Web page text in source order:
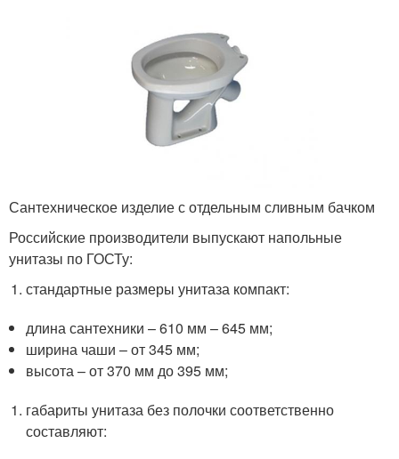
Сантехническое изделие с отдельным сливным бачком
Российские производители выпускают напольные
унитазы по ГОСТу:
стандартные размеры унитаза компакт:
длина сантехники – 610 мм – 645 мм;
ширина чаши – от 345 мм;
высота – от 370 мм до 395 мм;
габариты унитаза без полочки соответственно
составляют: